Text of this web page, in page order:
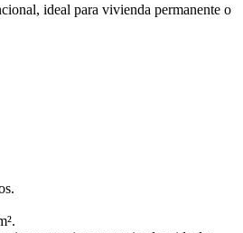
ideal para vivienda permanente o